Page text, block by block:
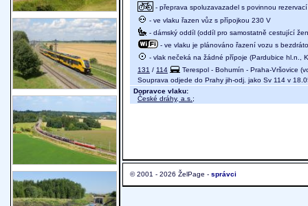
- přeprava spoluzavazadel s povinnou
- ve vlaku řazen vůz s přípojkou 230 V
- dámský oddíl (oddíl pro samostatně cestující
- ve vlaku je plánováno řazení vozu s
- vlak nečeká na žádné přípoje (Pardubice hl.n.,
131 / 114
Terespol - Bohumín - Praha-Vršovice
Souprava odjede do Prahy jih-odj. jako Sv 114 v
Dopravce vlaku:
České dráhy, a.s. ;
© 2001 - 2026 ŽelPage - správci